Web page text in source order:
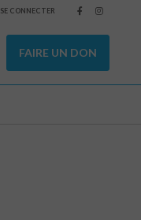
SE CONNECTER
FAIRE UN DON